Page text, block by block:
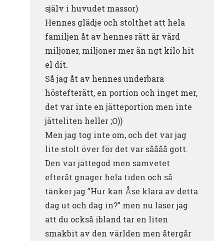
själv i huvudet massor)
Hennes glädje och stolthet att hela
familjen åt av hennes rätt är värd
miljoner, miljoner mer än ngt kilo hit
el dit.
Så jag åt av hennes underbara
höstefterätt, en portion och inget mer,
det var inte en jätteportion men inte
jätteliten heller ;O))
Men jag tog inte om, och det var jag
lite stolt över för det var såååå gott.
Den var jättegod men samvetet
efteråt gnager hela tiden och så
tänker jag ”Hur kan Åse klara av detta
dag ut och dag in?” men nu läser jag
att du också ibland tar en liten
smakbit av den världen men återgår